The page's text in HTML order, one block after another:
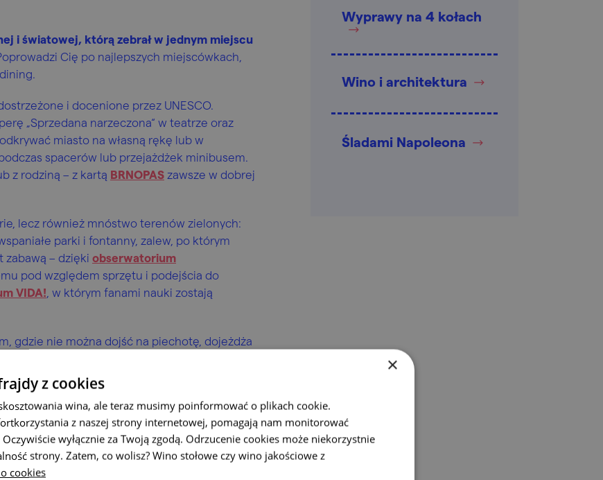
i światowej, którą zebrał w jednym miejscu
Cię po najlepszych miejscówkach,
i docenione przez UNESCO.
„Sprzedana narzeczona“ w teatrze oraz
miasto na własną rękę lub w
spacerów lub przejażdżek minibusem.
z rodziną – z kartą BRNOPAS zawsze w dobrej
lecz również mnóstwo terenów zielonych:
wspaniałe parki i fontanny, zalew, po którym
zabawą – dzięki obserwatorium
pod względem sprzętu i podejścia do
VIDA! , w którym fanami nauki zostają
gdzie nie można dojść na piechotę, dojeżdża
popatrz na miasto z góry z licznych punktów
na świecie, w którym południe wybija o
TIC BRNO dowiesz się, czego nie przegapić
otrzymasz tam również bezpłatne
możesz przygotować się również w zaciszu
portalowiGOtoBRNO.cz.
Wyprawy na 4 kołach
Wino i architektura
Śladami Napoleona
×
z cookies
wina, ale teraz musimy poinformować o plikach cookie.
z naszej strony internetowej, pomagają nam monitorować
wyłącznie za Twoją zgodą. Odrzucenie cookies może niekorzystnie
strony. Zatem, co wolisz? Wino stołowe czy wino jakościowe z
cookies